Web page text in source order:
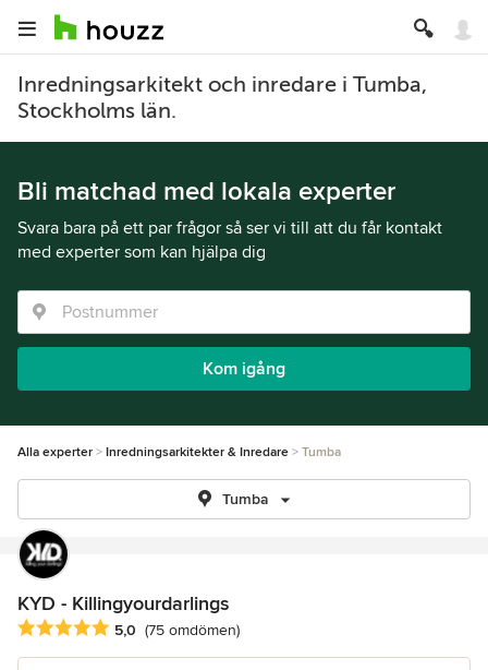
Inredningsarkitekt och inredare i Tumba,
Stockholms län.
Bli matchad med lokala experter
Svara bara på ett par frågor så ser vi till att du får kontakt
med experter som kan hjälpa dig
Kom igång
Alla experter Inredningsarkitekter & Inredare Tumba
Tumba
KYD - Killingyourdarlings
Genomsnittligt omdöme: 5 av 5 stjärnor
5,0 (75 omdömen)